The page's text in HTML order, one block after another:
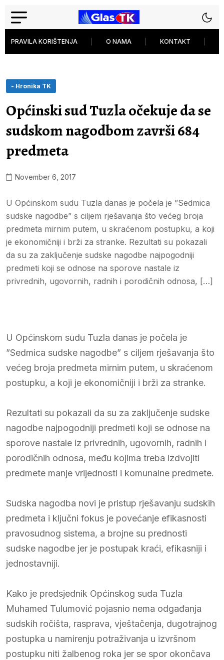
PRAVILA KORIŠTENJA O NAMA KONTAKT
- Hronika TK
Općinski sud Tuzla očekuje da se
sudskom nagodbom završi 684
predmeta
November 6, 2017
U Općinskom sudu Tuzla danas je počela je ”Sedmica
sudske nagodbe” s ciljem rješavanja što većeg broja
predmeta mirnim putem, u skraćenom postupku, a koji
je ekonomičniji i brži za stranke. Rezultati su pokazali
da su za zaključenje sudske nagodbe najpogodniji
predmeti koji se odnose na sporove nastale iz
privrednih, ugovornih, radnih i porodičnih odnosa, […]
U Općinskom sudu Tuzla danas je počela je
”Sedmica sudske nagodbe” s ciljem rješavanja što
većeg broja predmeta mirnim putem, u skraćenom
postupku, a koji je ekonomičniji i brži za stranke.
Rezultati su pokazali da su za zaključenje sudske
nagodbe najpogodniji predmeti koji se odnose na
sporove nastale iz privrednih, ugovornih, radnih i
porodičnih odnosa, među kojima treba izdvojiti
predmete manje vrijednosti i komunalne predmete.
Sudska nagodba novi je pristup rješavanju sudskih
predmeta i ključni fokus je povećanje efikasnosti
pravosudnog sistema, a brojne su prednosti
sudske nagodbe jer je postupak kraći, efikasniji i
jednostavniji.
Kako je predsjednik Općinskog suda Tuzla
Muhamed Tulumović pojasnio nema odgađanja
sudskih ročišta, rasprava, vještačenja, dugotrajnog
postupka u namirenju potraživanja u izvršnom
postupku niti žalbenog roka jer se spor okončava